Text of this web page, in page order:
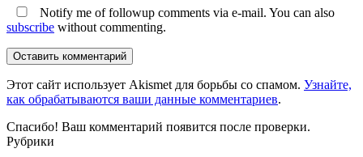
Notify me of followup comments via e-mail. You can also
subscribe without commenting.
Оставить комментарий
Этот сайт использует Akismet для борьбы со спамом. Узнайте,
как обрабатываются ваши данные комментариев.
Спасибо! Ваш комментарий появится после проверки.
Рубрики